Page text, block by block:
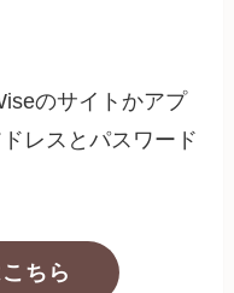
のサイトかアプ
レスとパスワード
ちら